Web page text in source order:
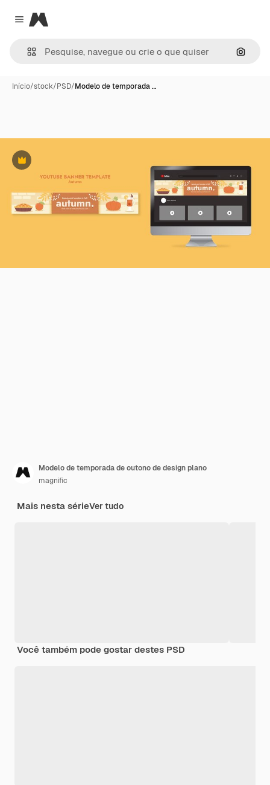
Close menu
Magnific
Início/stock/PSD/Modelo de temporada …
Premium
Modelo de temporada de outono de design plano
magnific
Mais nesta sérieVer tudo
Você também pode gostar destes PSD